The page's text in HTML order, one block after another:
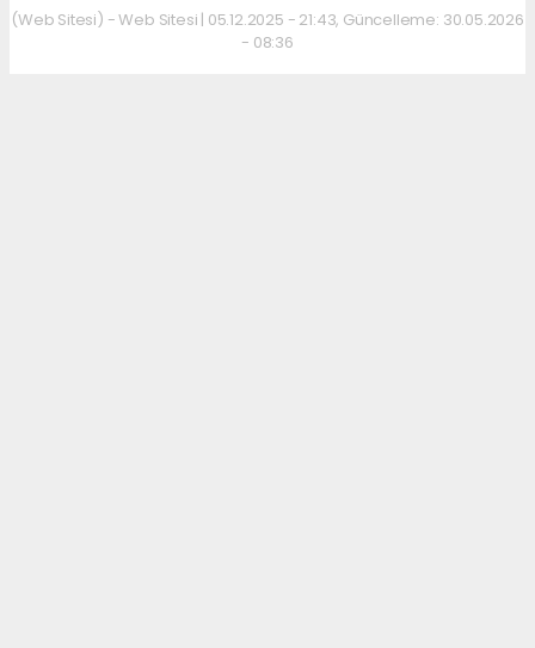
(Web Sitesi) - Web Sitesi | 05.12.2025 - 21:43, Güncelleme: 30.05.2026
- 08:36